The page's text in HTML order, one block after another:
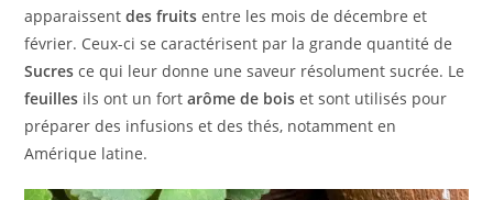
apparaissentdes fruits entre les mois de décembre et
février. Ceux-ci se caractérisent par la grande quantité de
Sucresce qui leur donne une saveur résolument sucrée. Le
feuilles ils ont un fortarôme de bois et sont utilisés pour
préparer des infusions et des thés, notamment en
Amérique latine.